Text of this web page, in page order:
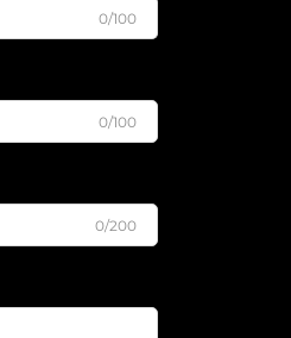
0/100
0/100
0/200